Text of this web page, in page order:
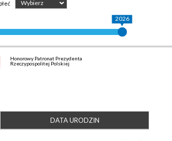
Wybierz
2026
Honorowy Patronat Prezydenta
Rzeczypospolitej Polskiej
DATA URODZIN